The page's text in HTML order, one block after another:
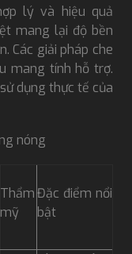
lý và hiệu quả
mang lại độ bền
Các giải pháp che
mang tính hỗ trợ.
dụng thực tế của
nóng
Thẩm
mỹ
Đặc điểm nổi
bật